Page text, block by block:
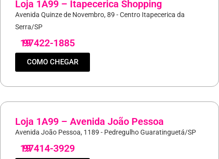
Loja 1A99 – Itapecerica Shopping
Avenida Quinze de Novembro, 89 - Centro Itapecerica da
Serra/SP
19
97422-1885
COMO CHEGAR
Loja 1A99 – Avenida João Pessoa
Avenida João Pessoa, 1189 - Pedregulho Guaratinguetá/SP
19
97414-3929